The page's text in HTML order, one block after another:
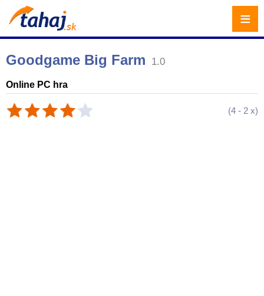
Goodgame Big Farm 1.0
Online PC hra
(4 - 2 x)
≡